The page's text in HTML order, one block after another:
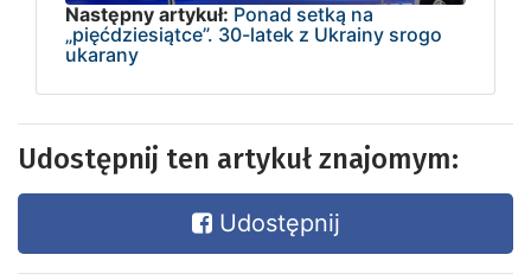
Następny artykuł: Ponad setką na
„pięćdziesiątce”. 30-latek z Ukrainy srogo
ukarany
Udostępnij ten artykuł znajomym:
Udostępnij